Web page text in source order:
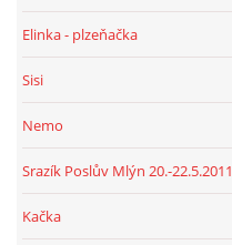
Elinka - plzeňačka
Sisi
Nemo
Srazík Poslův Mlýn 20.-22.5.2011
Kačka